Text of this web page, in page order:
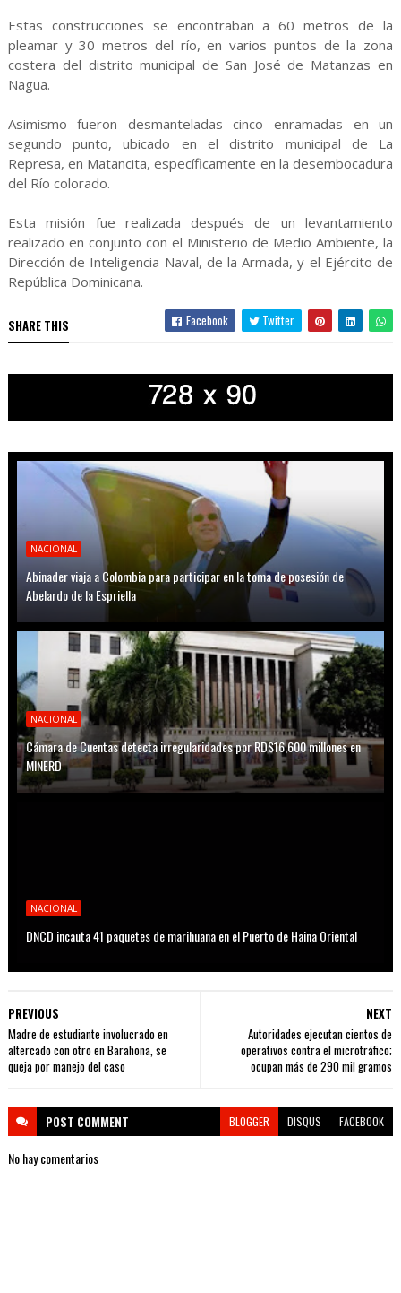
Estas construcciones se encontraban a 60 metros de la
pleamar y 30 metros del río, en varios puntos de la zona
costera del distrito municipal de San José de Matanzas en
Nagua.
Asimismo fueron desmanteladas cinco enramadas en un
segundo punto, ubicado en el distrito municipal de La
Represa, en Matancita, específicamente en la desembocadura
del Río colorado.
Esta misión fue realizada después de un levantamiento
realizado en conjunto con el Ministerio de Medio Ambiente, la
Dirección de Inteligencia Naval, de la Armada, y el Ejército de
República Dominicana.
SHARE THIS Facebook Twitter
NACIONAL
Abinader viaja a Colombia para participar en la toma de posesión de
Abelardo de la Espriella
NACIONAL
Cámara de Cuentas detecta irregularidades por RD$16,600 millones en
MINERD
NACIONAL
DNCD incauta 41 paquetes de marihuana en el Puerto de Haina Oriental
NEXT
Autoridades ejecutan cientos de
operativos contra el microtráfico;
ocupan más de 290 mil gramos
PREVIOUS
Madre de estudiante involucrado en
altercado con otro en Barahona, se
queja por manejo del caso
POST COMMENT BLOGGER DISQUS FACEBOOK
No hay comentarios